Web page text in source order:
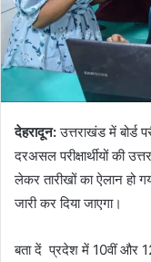
देहरादून:उत्तराखंड में बोर्ड
दरअसल परीक्षार्थीयों की
लेकर तारीखों का ऐलान हो
जारी कर दिया जाएगा।
बता दें प्रदेश में 10वीं और